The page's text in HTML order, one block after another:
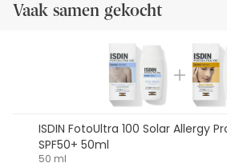
Vaak samen gekocht
ISDIN FotoUltra 100 Solar Allergy
SPF50+ 50ml
50 ml